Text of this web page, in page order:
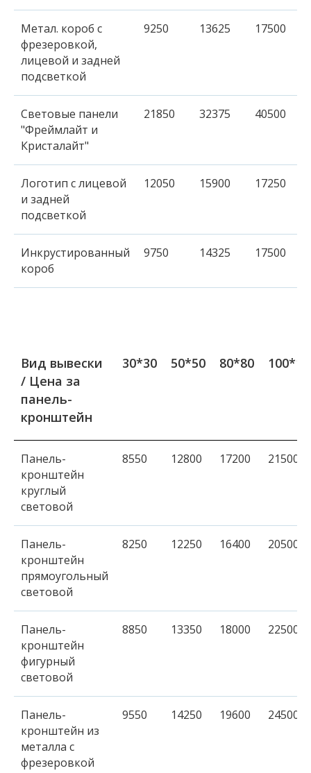
Метал. короб с
фрезеровкой,
лицевой и задней
подсветкой
9250 13625 17500
Световые панели
"Фреймлайт и
Кристалайт"
21850 32375 40500
Логотип с лицевой
и задней
подсветкой
12050 15900 17250
Инкрустированный
короб
9750 14325 17500
Вид вывески
/ Цена за
панель-
кронштейн
30*30 50*50 80*80
Панель-
кронштейн
круглый
световой
8550 12800 17200 21500
Панель-
кронштейн
прямоугольный
световой
8250 12250 16400 20500
Панель-
кронштейн
фигурный
световой
8850 13350 18000 22500
Панель-
кронштейн из
металла c
фрезеровкой
9550 14250 19600 24500